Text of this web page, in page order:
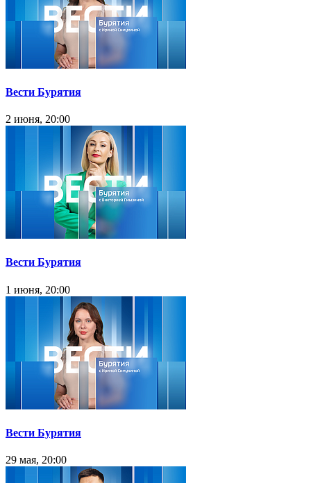
Вести Бурятия
2 июня, 20:00
Вести Бурятия
1 июня, 20:00
Вести Бурятия
29 мая, 20:00